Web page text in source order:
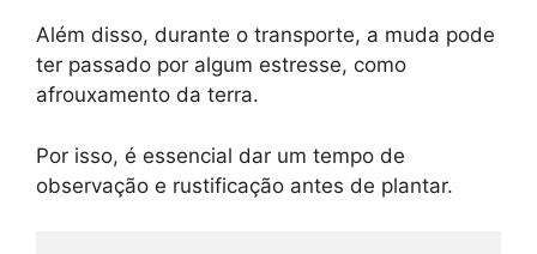
Além disso, durante o transporte, a muda pode
ter passado por algum estresse, como
afrouxamento da terra.
Por isso, é essencial dar um tempo de
observação e rustificação antes de plantar.